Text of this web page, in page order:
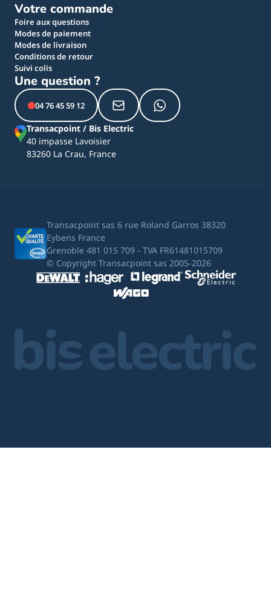
Votre commande
Foire aux questions
Modes de paiement
Modes de livraison
Conditions de retour
Suivi colis
Une question ?
04 76 45 59 12
Transacpoint / Bis Electric
40 impasse Lavoisier
83260 La Crau, France
Transacpoint sas 6 rue Roland Garros 38320
Eybens France
Grenoble 481 015 709 - TVA FR61481015709
© Copyright Transacpoint sas 2005-2026